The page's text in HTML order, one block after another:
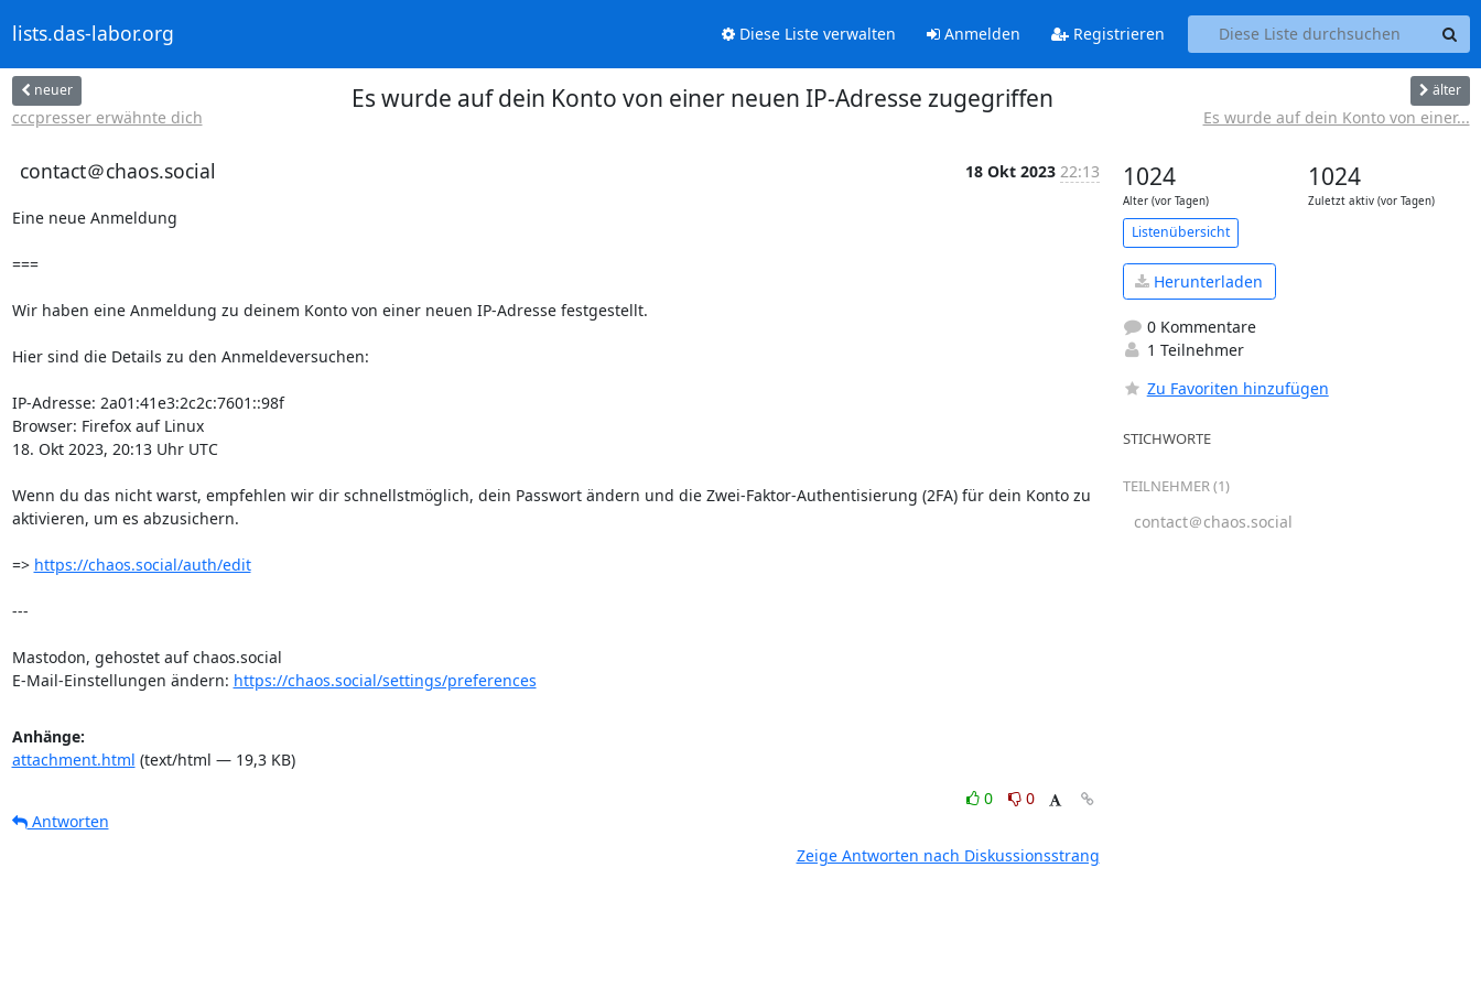
lists.das-labor.org Diese Liste verwalten Anmelden Registrieren
neuer
cccpresser erwähnte dich
Es wurde auf dein Konto von einer neuen IP-Adresse zugegriffen älter
Es wurde auf dein Konto von einer...
contact＠chaos.social 18 Okt 2023 22:13
Eine neue Anmeldung
===
Wir haben eine Anmeldung zu deinem Konto von einer neuen IP-Adresse festgestellt.
Hier sind die Details zu den Anmeldeversuchen:
IP-Adresse: 2a01:41e3:2c2c:7601::98f
Browser: Firefox auf Linux
18. Okt 2023, 20:13 Uhr UTC
Wenn du das nicht warst, empfehlen wir dir schnellstmöglich, dein Passwort ändern und die Zwei-Faktor-Authentisierung (2FA) für dein Konto zu
aktivieren, um es abzusichern.
=> https://chaos.social/auth/edit
---
Mastodon, gehostet auf chaos.social
E-Mail-Einstellungen ändern: https://chaos.social/settings/preferences
Anhänge:
attachment.html (text/html — 19,3 KB)
0
0
Antworten
Zeige Antworten nach Diskussionsstrang
1024
Alter (vor Tagen)
1024
Zuletzt aktiv (vor Tagen)
Listenübersicht
Herunterladen
0 Kommentare
1 Teilnehmer
Zu Favoriten hinzufügen
STICHWORTE
TEILNEHMER (1)
contact＠chaos.social